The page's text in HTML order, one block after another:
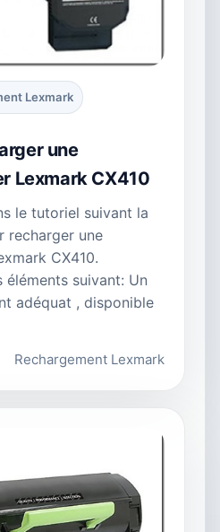
Lexmark
une
Lexmark CX410
le tutoriel suivant la
recharger une
CX410.
éléments suivant: Un
adéquat , disponible
Rechargement Lexmark